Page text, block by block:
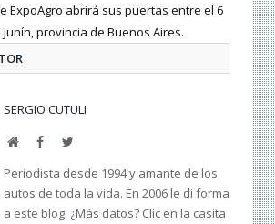
ExpoAgro abrirá sus puertas entre el 6
provincia de Buenos Aires.
SERGIO CUTULI
Web FacebookTwitter
Periodista desde 1994 y amante de los
autos de toda la vida. En 2006 le di forma
a este blog. ¿Más datos? Clic en la casita